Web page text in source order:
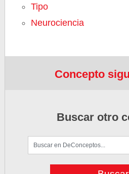
Tipo
Neurociencia
Concepto
Buscar otro